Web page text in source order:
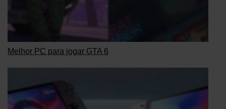
Melhor PC para jogar GTA 6